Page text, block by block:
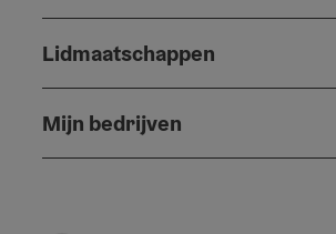
Lidmaatschappen
Mijn bedrijven